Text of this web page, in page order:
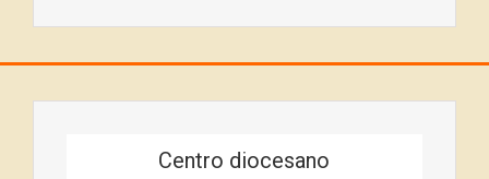
Centro diocesano